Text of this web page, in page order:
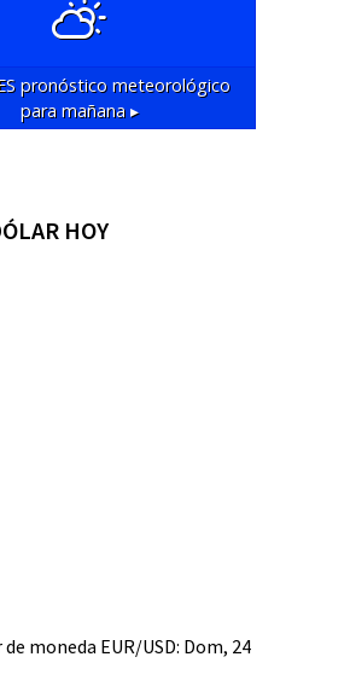
pronóstico meteorológico
para mañana ▸
HOY
moneda EUR/USD: Dom, 24